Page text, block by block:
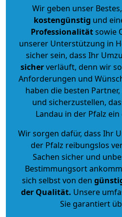
Wir geben unser
kostengünstig und
Professionalitätsowie
unserer Unterstützung in
sicher sein, dass Ihr
sicherverläuft, denn wir
Anforderungen und
haben die besten
und sicherzustellen,
Landau in der Pfalz
Wir sorgen dafür, dass Ihr
der Pfalz reibungslos
Sachen sicher und
Bestimmungsort
sich selbst von den
der Qualität. Unsere
Sie garantiert